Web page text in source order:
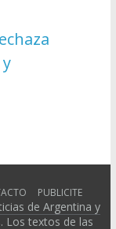
PUBLICITE
de Argentina y
Los textos de las